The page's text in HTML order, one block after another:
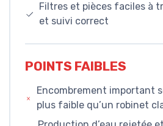
Filtres et pièces faciles à
et suivi correct
POINTS FAIBLES
Encombrement important
plus faible qu’un robinet